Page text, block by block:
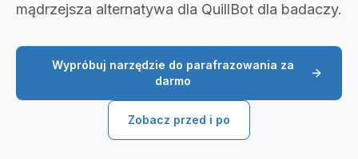
mądrzejsza alternatywa dla QuillBot dla badaczy.
Wypróbuj narzędzie do parafrazowania za
darmo
Zobacz przed i po